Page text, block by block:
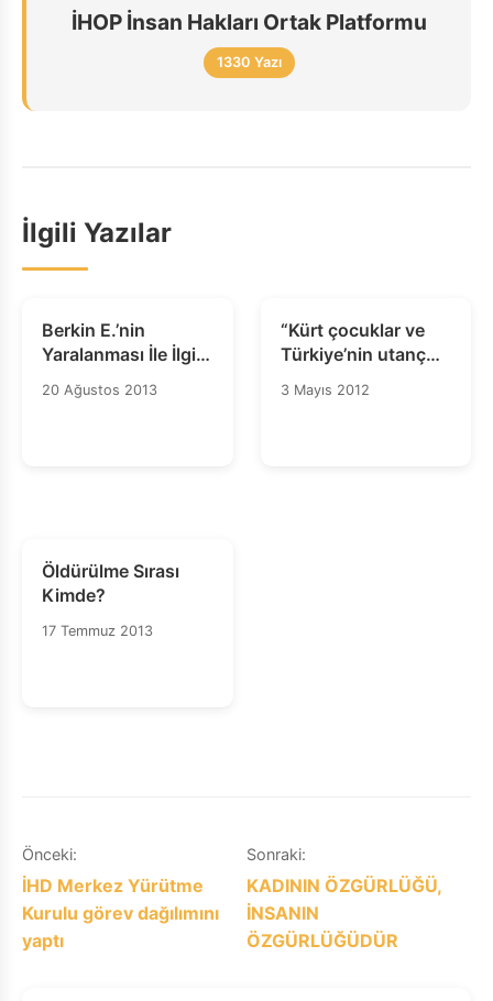
İHOP İnsan Hakları Ortak Platformu
1330 Yazı
İlgili Yazılar
Berkin E.’nin
Yaralanması İle İlgili
Sorumlular Derhal
Yargı Önüne
20 Ağustos 2013
“Kürt çocuklar ve
Türkiye’nin utanç
dolu cezaevleri”
3 Mayıs 2012
Öldürülme Sırası
Kimde?
17 Temmuz 2013
Yazı
gezinmesi
Önceki:
İHD Merkez Yürütme
Kurulu görev dağılımını
yaptı
Sonraki:
KADININ ÖZGÜRLÜĞÜ,
İNSANIN
ÖZGÜRLÜĞÜDÜR